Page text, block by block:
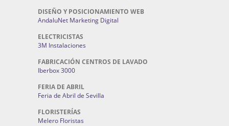
DISEÑO Y POSICIONAMIENTO WEB
AndaluNet Marketing Digital
ELECTRICISTAS
3M Instalaciones
FABRICACIÓN CENTROS DE LAVADO
Iberbox 3000
FERIA DE ABRIL
Feria de Abril de Sevilla
FLORISTERÍAS
Melero Floristas